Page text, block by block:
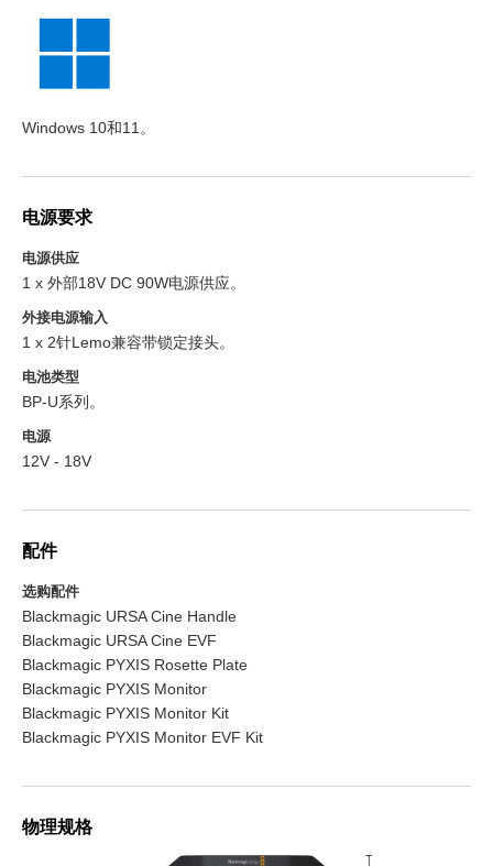
Windows 10和11。
电源要求
电源供应
1 x 外部18V DC 90W电源供应。
外接电源输入
1 x 2针Lemo兼容带锁定接头。
电池类型
BP-U系列。
电源
12V - 18V
配件
选购配件
Blackmagic URSA Cine Handle
Blackmagic URSA Cine EVF
Blackmagic PYXIS Rosette Plate
Blackmagic PYXIS Monitor
Blackmagic PYXIS Monitor Kit
Blackmagic PYXIS Monitor EVF Kit
物理规格